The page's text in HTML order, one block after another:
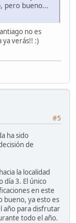
pero bueno...
no es
ya verás!! :)
#5
ha sido
de
la localidad
día 3. El único
en este
bueno, ya esto es
año para disfrutar
todo el año.